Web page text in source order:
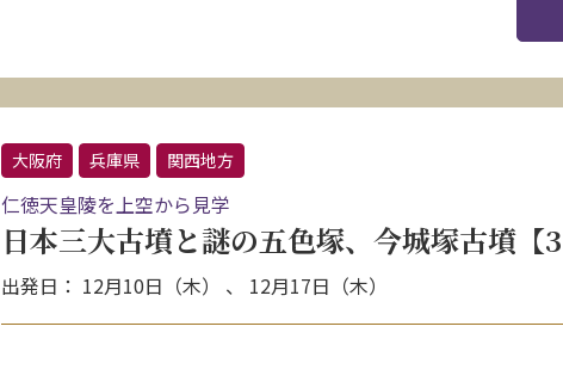
大阪府 兵庫県 関西地方
仁徳天皇陵を上空から見学
日本三大古墳と謎の五色塚、今城塚古墳【3
出発日： 12月10日（木） 、 12月17日（木）